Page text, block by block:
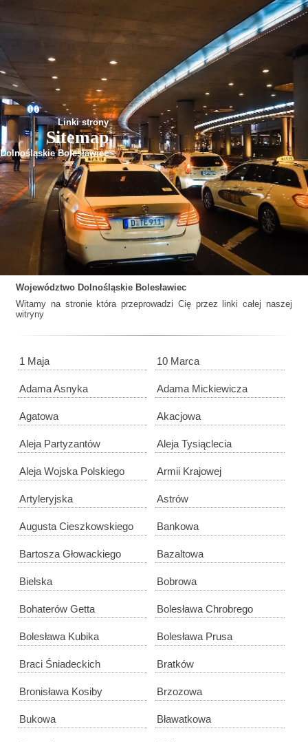
Linki strony
Sitemap
Dolnośląskie Bolesławiec
Województwo Dolnośląskie Bolesławiec
Witamy na stronie która przeprowadzi Cię przez linki całej naszej
witryny
1 Maja 10 Marca
Adama Asnyka Adama Mickiewicza
Agatowa Akacjowa
Aleja Partyzantów Aleja Tysiąclecia
Aleja Wojska Polskiego Armii Krajowej
Artyleryjska Astrów
Augusta Cieszkowskiego Bankowa
Bartosza Głowackiego Bazaltowa
Bielska Bobrowa
Bohaterów Getta Bolesława Chrobrego
Bolesława Kubika Bolesława Prusa
Braci Śniadeckich Bratków
Bronisława Kosiby Brzozowa
Bukowa Bławatkowa